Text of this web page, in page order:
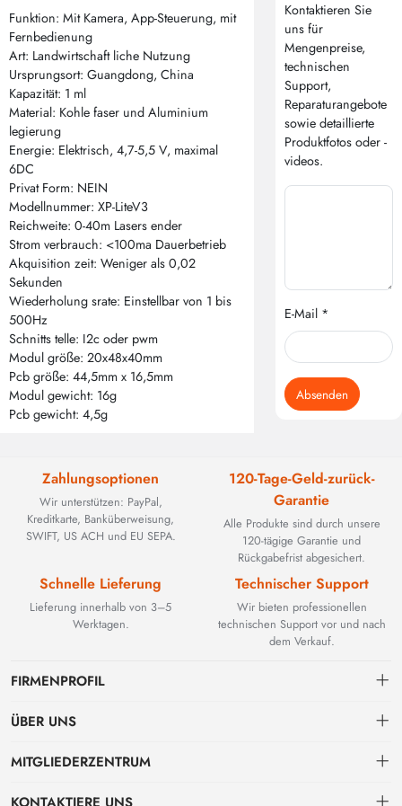
Funktion: Mit Kamera, App-Steuerung, mit
Fernbedienung
Art: Landwirtschaft liche Nutzung
Ursprungsort: Guangdong, China
Kapazität: 1 ml
Material: Kohle faser und Aluminium
legierung
Energie: Elektrisch, 4,7-5,5 V, maximal
6DC
Privat Form: NEIN
Modellnummer: XP-LiteV3
Reichweite: 0-40m Lasers ender
Strom verbrauch: <100ma Dauerbetrieb
Akquisition zeit: Weniger als 0,02
Sekunden
Wiederholung srate: Einstellbar von 1 bis
500Hz
Schnitts telle: I2c oder pwm
Modul größe: 20x48x40mm
Pcb größe: 44,5mm x 16,5mm
Modul gewicht: 16g
Pcb gewicht: 4,5g
Kontaktieren Sie
uns für
Mengenpreise,
technischen
Support,
Reparaturangebote
sowie detaillierte
Produktfotos oder -
videos.
E-Mail *
Absenden
Zahlungsoptionen
Wir unterstützen: PayPal,
Kreditkarte, Banküberweisung,
SWIFT, US ACH und EU SEPA.
120-Tage-Geld-zurück-
Garantie
Alle Produkte sind durch unsere
120-tägige Garantie und
Rückgabefrist abgesichert.
Schnelle Lieferung
Lieferung innerhalb von 3–5
Werktagen.
Technischer Support
Wir bieten professionellen
technischen Support vor und nach
dem Verkauf.
FIRMENPROFIL
BEYOND TECHNOLOGY INTERNATIONAL LIMITED wurde 2002
Glasfaserlösungen. Mit der Weiterentwicklung industrieller Netzwerke
ÜBER UNS
Kontakt
MITGLIEDERZENTRUM
persönliches Zentrum